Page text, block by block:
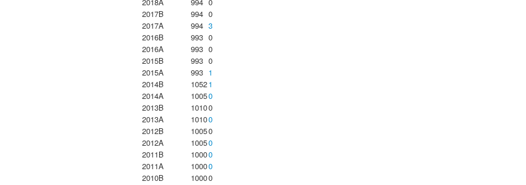
2017B
994 0
2017A
994 3
2016B
993 0
2016A
993 0
2015B
993 0
2015A
993 1
2014B
10521
2014A
10050
2013B
10100
2013A
10100
2012B
10050
2012A
10050
2011B
10000
2011A
10000
2010B
10000